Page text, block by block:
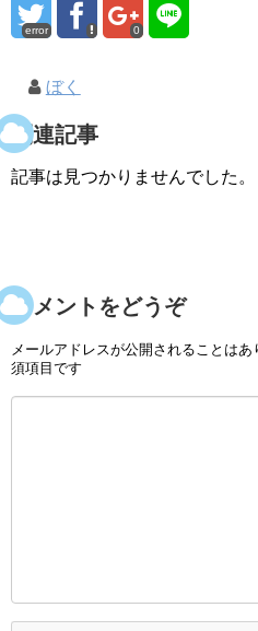
error 0
ぼく
関連記事
記事は見つかりませんでした。
コメントをどうぞ
メールアドレスが公開されることはあ
須項目です